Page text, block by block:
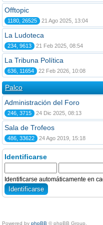
Offtopic
1180, 26525 21 Ago 2025, 13:04
La Ludoteca
234, 9613 21 Feb 2025, 08:54
La Tribuna Política
636, 11654 22 Feb 2026, 10:08
Palco
Administración del Foro
246, 3715 24 Dic 2025, 08:13
Sala de Trofeos
486, 33622 24 Ago 2019, 15:18
Identificarse
Identificarse automáticamente en
Powered by phpBB © phpBB Group.